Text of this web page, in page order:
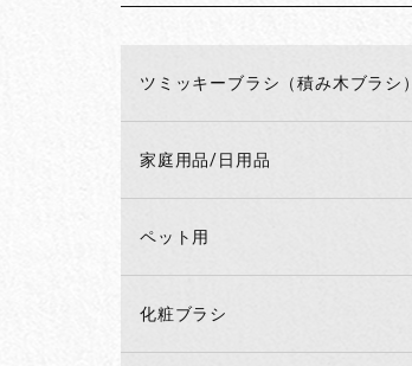
ツミッキーブラシ（積み木ブラシ）
家庭用品/日用品
ペット用
化粧ブラシ